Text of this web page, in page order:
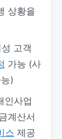
상황을
고객
가능 (사
)
인사업
계산서
스 제공